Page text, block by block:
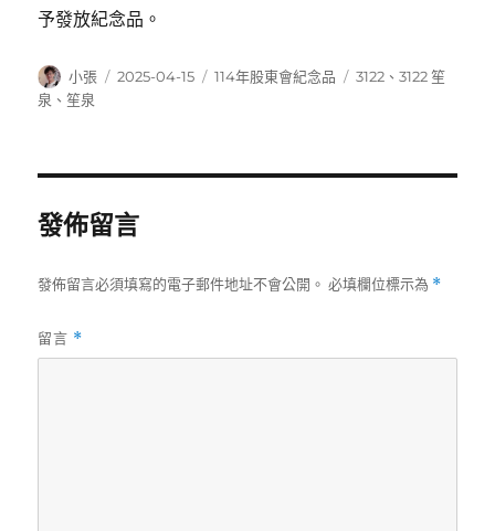
予發放紀念品。
作
者
小張
發
2025-04-15
分
114年股東會紀念品
標
3122 、3122 笙
泉 、笙泉
發佈留言
發佈留言必須填寫的電子郵件地址不會公開。 必填欄位標示為 *
留言 *